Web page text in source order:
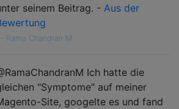
seinem Beitrag. - Aus der
Rama Chandran M
Ich hatte die
"Symptome" auf meiner
Site, googelte es und fand